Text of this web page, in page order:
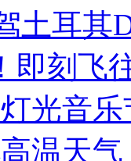
土耳其
即刻飞
光音
温天